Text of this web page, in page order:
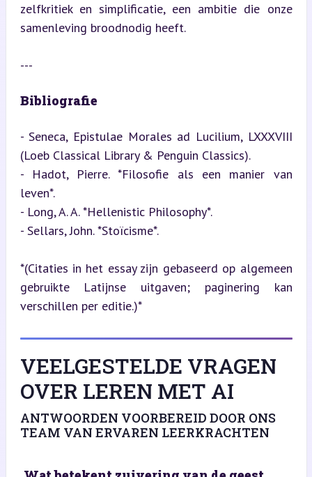
zelfkritiek en simplificatie, een ambitie die onze
samenleving broodnodig heeft.
---
Bibliografie
- Seneca, Epistulae Morales ad Lucilium, LXXXVIII
(Loeb Classical Library & Penguin Classics).
- Hadot, Pierre. *Filosofie als een manier van
leven*.
- Long, A. A. *Hellenistic Philosophy*.
- Sellars, John. *Stoïcisme*.
*(Citaties in het essay zijn gebaseerd op algemeen
gebruikte Latijnse uitgaven; paginering kan
verschillen per editie.)*
VEELGESTELDE VRAGEN
OVER LEREN MET AI
ANTWOORDEN VOORBEREID DOOR ONS
TEAM VAN ERVAREN LEERKRACHTEN